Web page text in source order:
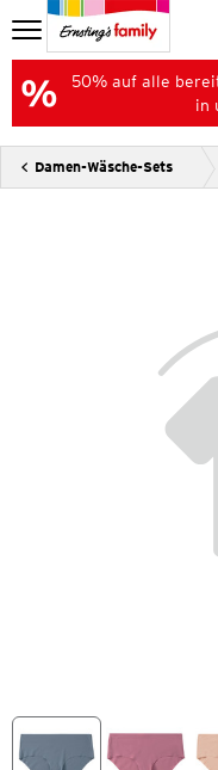
50% auf alle
in
Damen-Wäsche-Sets